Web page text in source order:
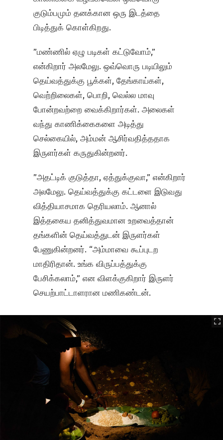
குடும்பமும் தனக்கான ஒரு இடத்தை
பிடித்துக் கொள்கிறது.
”மண்ணில் ஏழு படிகள் கட்டுவோம்,”
என்கிறார் அலமேலு. ஒவ்வொரு படியிலும்
தெய்வத்துக்கு பூக்கள், தேங்காய்கள்,
வெற்றிலைகள், பொறி, வெல்ல மாவு
போன்றவற்றை வைக்கிறார்கள். அலைகள்
வந்து காணிக்கைகளை அடித்து
செல்கையில், அம்மன் ஆசிர்வதித்ததாக
இருளர்கள் கருதுகின்றனர்.
”அதட்டிக் குடுத்தா, ஏத்துக்குவா,” என்கிறார்
அலமேலு. தெய்வத்துக்கு கட்டளை இடுவது
வித்தியாசமாக தெரியலாம். ஆனால்
இத்தகைய தனித்துவமான உறவைத்தான்
தங்களின் தெய்வத்துடன் இருளர்கள்
பேணுகின்றனர். “அம்மாவை கூப்புடற
மாதிரிதான். உங்க விருப்பத்துக்கு
பேசிக்கலாம்,” என விளக்குகிறார் இருளர்
செயற்பாட்டாளரான மணிகண்டன்.